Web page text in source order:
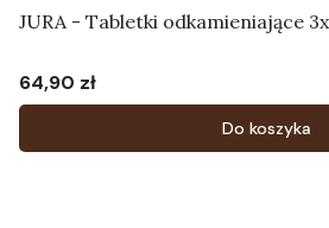
JURA - Tabletki odkamieniające
Cena
64,90 zł
Do koszyka